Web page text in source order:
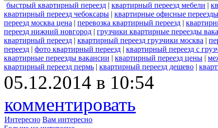
быстрый квартирный переезд | квартирный переезд мебели |
квартирный переезд чебоксары | квартирные офисные переезды
переезд москва цена | перевозка квартирный переезд |
переезд нижний новгород | грузчики квартирные переезды
квартирный переезд | квартирный переезд грузчики москва |
переезд | фото квартирный переезд | квартирный переезд с
квартирные переезды вакансии | квартирный переезд цены |
квартирный переезд пермь | квартирный переезд дешево |
05.12.2014 в 10:54
комментировать
Интересно Вам интересно